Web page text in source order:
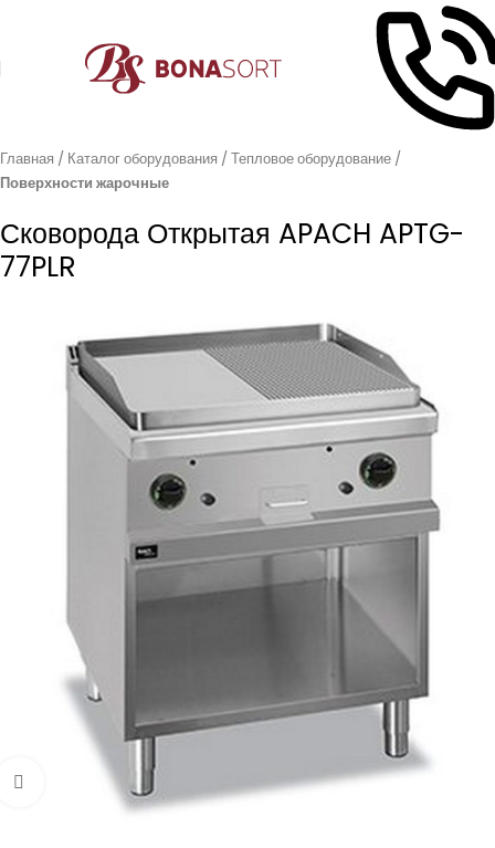
Главная Каталог оборудования
Тепловое оборудование
Поверхности жарочные
Сковорода Открытая APACH APTG-
77PLR
Увеличить